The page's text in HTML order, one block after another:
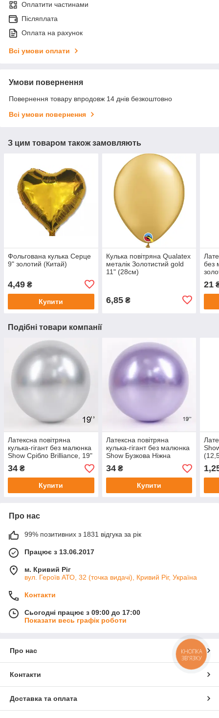
Оплатити частинами
Післяплата
Оплата на рахунок
Всі умови оплати
Умови повернення
Повернення товару впродовж 14 днів безкоштовно
Всі умови повернення
З цим товаром також замовляють
Фольгована кулька Серце
9" золотий (Китай)
4,49 ₴
Купити
Кулька повітряна Qualatex
металік Золотистий gold
11" (28см)
6,85₴
без
21
Подібні товари компанії
Латексна повітряна
кулька-гігант без малюнка
Show Срібло Brilliance, 19"
47,5 см
34 ₴
Купити
Латексна повітряна
кулька-гігант без малюнка
Show Бузкова Ніжна
Brilliance, 19" 47,5 см
34₴
Купити
Про нас
99% позитивних з 1831 відгука за рік
Працює з 13.06.2017
м. Кривий Ріг
вул. Героїв АТО, 32 (точка видачі), Кривий Ріг, Україна
Контакти
Сьогодні працює з 09:00 до 17:00
Показати весь графік роботи
Про нас
Контакти
Доставка та оплата
КНОПКА
ЗВ'ЯЗКУ